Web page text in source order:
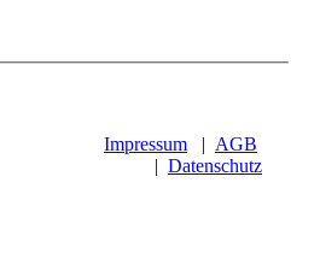
Impressum | AGB
| Datenschutz